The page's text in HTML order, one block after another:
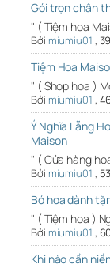
Gói trọn chân
" ( Tiệm hoa
Bởi miumiu01 ,
Tiệm Hoa
" ( Shop hoa )
Bởi miumiu01 ,
Ý Nghĩa Lẵng
Maison
" ( Cửa hàng
Bởi miumiu01 ,
Bó hoa dành
" ( Tiệm hoa )
Bởi miumiu01 ,
Khi nào cần